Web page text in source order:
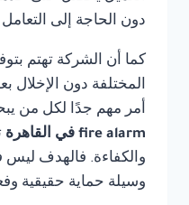
دون الحاجة إلى
كما أن الشركة تهتم
المختلفة دون الإخلال
أمر مهم جدًا لكل من
fire alarm في القاهرة
والكفاءة. فالهدف ليس
وسيلة حماية حقيقية